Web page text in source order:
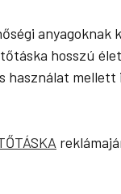
anyagoknak
hosszú
használat mellett